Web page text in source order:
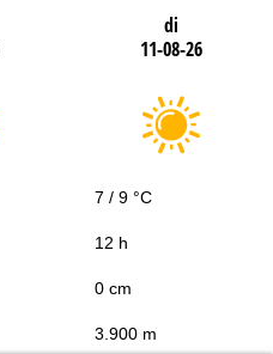
di
11-08-26
7 / 9 °C
12 h
0 cm
3.900 m